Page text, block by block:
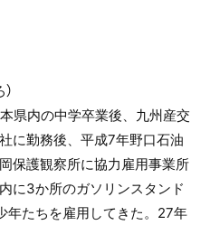
県内の中学卒業後、九州産交
に勤務後、平成7年野口石油
保護観察所に協力雇用事業所
に3か所のガソリンスタンド
年たちを雇用してきた。27年